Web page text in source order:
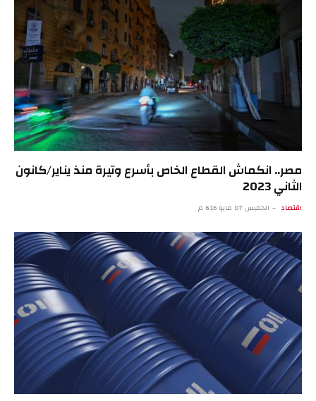
مصر.. انكماش القطاع الخاص بأسرع وتيرة منذ يناير/كانون
الثاني 2023
اقتصاد الخميس 07 مايو 6:16 م